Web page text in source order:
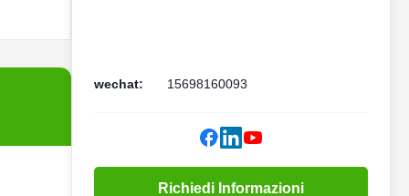
wechat: 15698160093
Richiedi Informazioni